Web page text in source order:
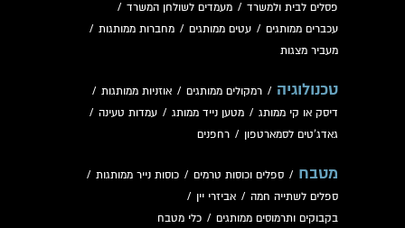
פסלים לבית ולמשרד / מעמדים לשולחן המשרד /
עכברים ממותגים / עטים ממותגים / מחברות ממותגות /
מעביר מצגות
טכנולוגיה / רמקולים ממותגים / אוזניות ממותגות /
דיסק או קי ממותג / מטען נייד ממותג / עמדות טעינה /
גאדג'טים לסמארטפון / רחפנים
מטבח / ספלים וכוסות טרמים / כוסות נייר ממותגות /
ספלים לשתייה חמה / אביזרי יין /
בקבוקים ותרמוסים ממותגים / כלי מטבח